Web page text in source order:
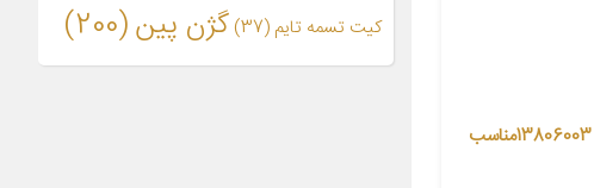
کابل ترمز دستی ایساکو کد 13806003مناسب
کیت تسمه تایم (37) گژن پین(200)